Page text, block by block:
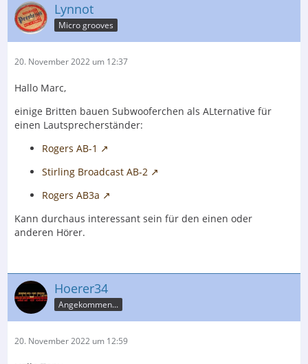
Lynnot
Micro grooves
20. November 2022 um 12:37
Hallo Marc,
einige Britten bauen Subwooferchen als ALternative für
einen Lautsprecherständer:
Rogers AB-1
Stirling Broadcast AB-2
Rogers AB3a
Kann durchaus interessant sein für den einen oder
anderen Hörer.
Hoerer34
Angekommen...
20. November 2022 um 12:59